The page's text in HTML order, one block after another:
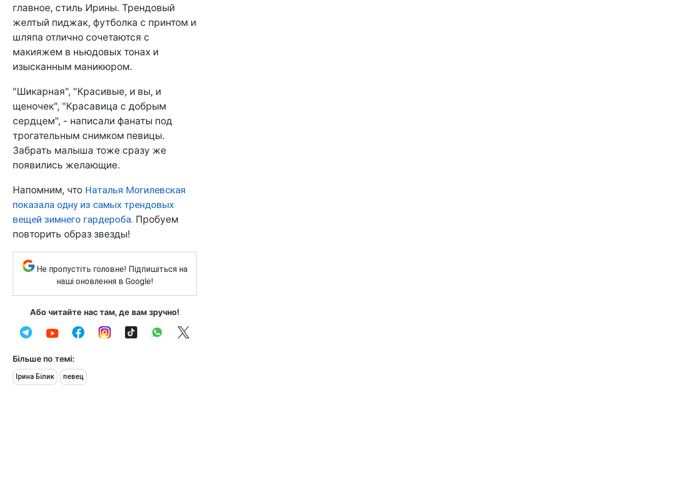
главное, стиль Ирины. Трендовый
желтый пиджак, футболка с принтом и
шляпа отлично сочетаются с
макияжем в ньюдовых тонах и
изысканным маникюром.
"Шикарная", "Красивые, и вы, и
щеночек", "Красавица с добрым
сердцем", - написали фанаты под
трогательным снимком певицы.
Забрать малыша тоже сразу же
появились желающие.
Напомним, что Наталья Могилевская
показала одну из самых трендовых
вещей зимнего гардероба. Пробуем
повторить образ звезды!
Не пропустіть головне! Підпишіться на
наші оновлення в Google!
Або читайте нас там, де вам зручно!
Більше по темі:
Ірина Білик певец